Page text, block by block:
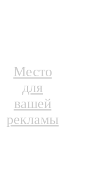
Место
для
вашей
рекламы